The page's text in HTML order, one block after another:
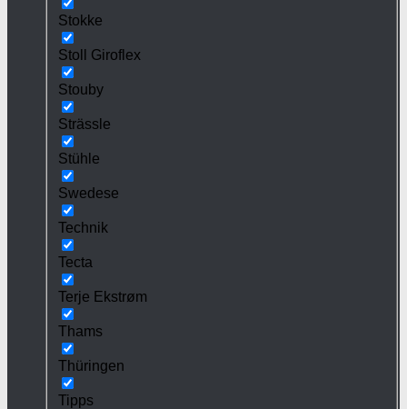
Stokke
Stoll Giroflex
Stouby
Strässle
Stühle
Swedese
Technik
Tecta
Terje Ekstrøm
Thams
Thüringen
Tipps